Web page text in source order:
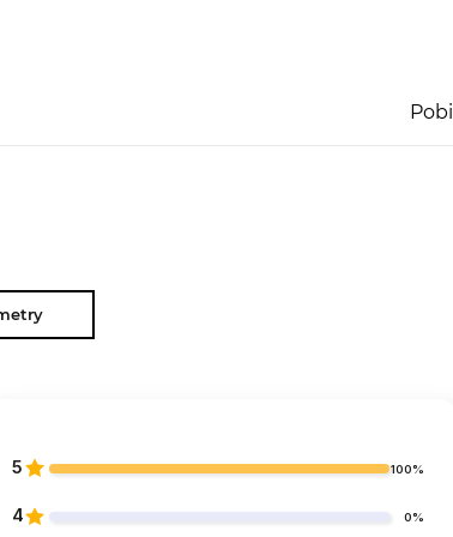
5 100%
4 0%